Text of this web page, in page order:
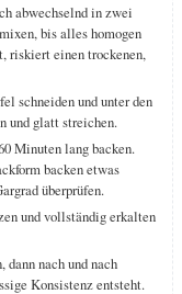
abwechselnd in zwei
bis alles homogen
riskiert einen trockenen,
schneiden und unter den
und glatt streichen.
Minuten lang backen.
backen etwas
überprüfen.
und vollständig erkalten
nach und nach
Konsistenz entsteht.